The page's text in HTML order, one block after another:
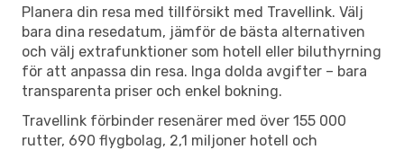
Planera din resa med tillförsikt med Travellink. Välj
bara dina resedatum, jämför de bästa alternativen
och välj extrafunktioner som hotell eller biluthyrning
för att anpassa din resa. Inga dolda avgifter – bara
transparenta priser och enkel bokning.
Travellink förbinder resenärer med över 155 000
rutter, 690 flygbolag, 2,1 miljoner hotell och